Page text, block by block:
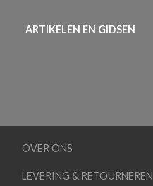
ARTIKELEN EN GIDSEN
OVER ONS
LEVERING & RETOURNEREN